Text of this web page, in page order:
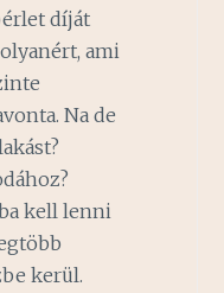
díját
ami
Na de
kell lenni
kerül.